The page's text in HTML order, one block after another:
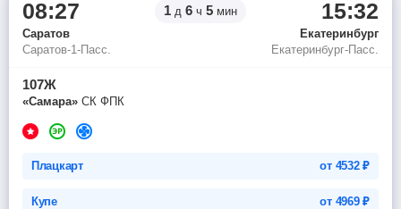
08:27 1 д 6 ч 5 мин 15:32
Саратов
Екатеринбург
Саратов-1-Пасс.
Екатеринбург-Пасс.
107Ж
«Самара» СК ФПК
Плацкарт от 4532₽
Купе от 4969₽